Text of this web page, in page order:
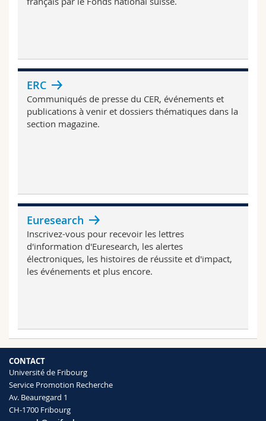
ERC
Communiqués de presse du CER, événements et
publications à venir et dossiers thématiques dans la
section magazine.
Euresearch
Inscrivez-vous pour recevoir les lettres
d'information d'Euresearch, les alertes
électroniques, les histoires de réussite et d'impact,
les événements et plus encore.
CONTACT
Université de Fribourg
Service Promotion Recherche
Av. Beauregard 1
CH-1700 Fribourg